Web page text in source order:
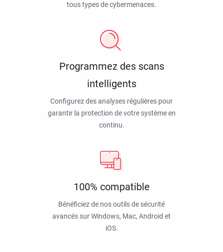
tous types de cybermenaces.
Programmez des scans
intelligents
Configurez des analyses régulières pour
garantir la protection de votre système en
continu.
100% compatible
Bénéficiez de nos outils de sécurité
avancés sur Windows, Mac, Android et
iOS.